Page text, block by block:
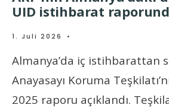
UID istihbarat
1. Juli 2026 •
Almanya’da iç istihbarattan
Anayasayı Koruma
2025 raporu açıklandı.